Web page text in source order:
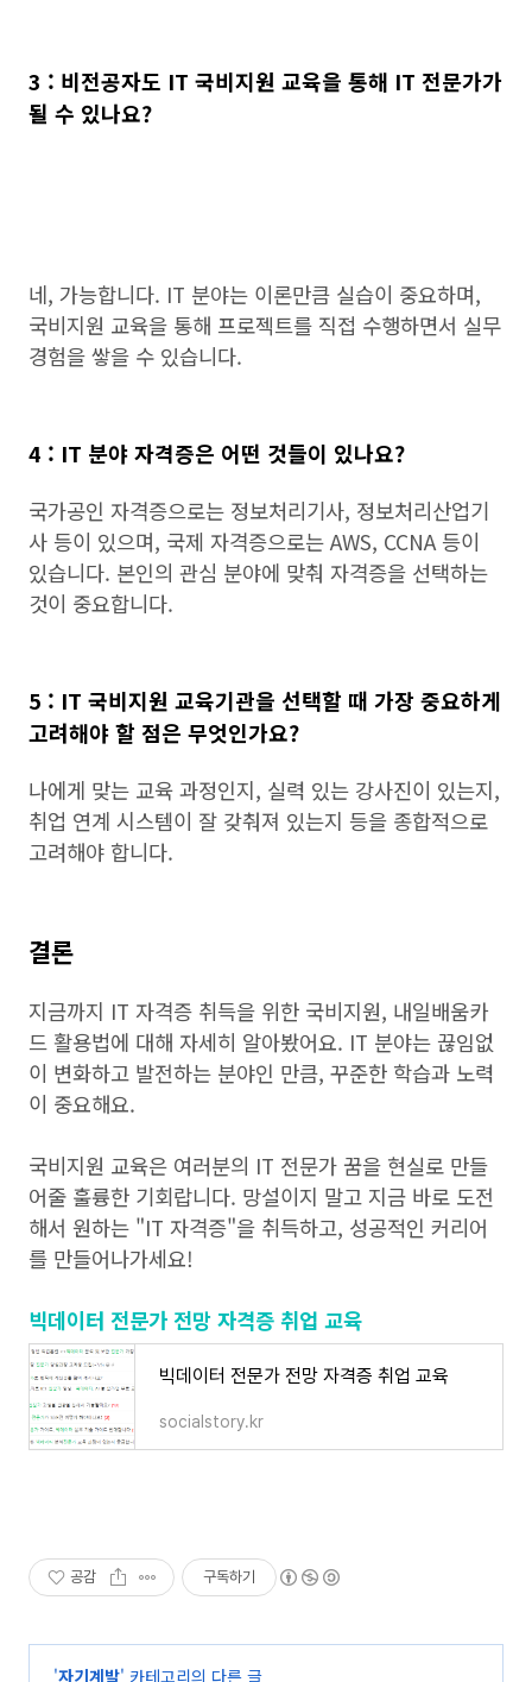
3 : 비전공자도 IT 국비지원 교육을 통해 IT 전문가가
될 수 있나요?
네, 가능합니다. IT 분야는 이론만큼 실습이 중요하며,
국비지원 교육을 통해 프로젝트를 직접 수행하면서 실무
경험을 쌓을 수 있습니다.
4 : IT 분야 자격증은 어떤 것들이 있나요?
국가공인 자격증으로는 정보처리기사, 정보처리산업기
사 등이 있으며, 국제 자격증으로는 AWS, CCNA 등이
있습니다. 본인의 관심 분야에 맞춰 자격증을 선택하는
것이 중요합니다.
5 : IT 국비지원 교육기관을 선택할 때 가장 중요하게
고려해야 할 점은 무엇인가요?
나에게 맞는 교육 과정인지, 실력 있는 강사진이 있는지,
취업 연계 시스템이 잘 갖춰져 있는지 등을 종합적으로
고려해야 합니다.
결론
지금까지 IT 자격증 취득을 위한 국비지원, 내일배움카
드 활용법에 대해 자세히 알아봤어요. IT 분야는 끊임없
이 변화하고 발전하는 분야인 만큼, 꾸준한 학습과 노력
이 중요해요.
국비지원 교육은 여러분의 IT 전문가 꿈을 현실로 만들
어줄 훌륭한 기회랍니다. 망설이지 말고 지금 바로 도전
해서 원하는 "IT 자격증"을 취득하고, 성공적인 커리어
를 만들어나가세요!
빅데이터 전문가 전망 자격증 취업 교육
빅데이터 전문가 전망 자격증 취업 교육
socialstory.kr
공감 구독하기
'자기계발' 카테고리의 다른 글